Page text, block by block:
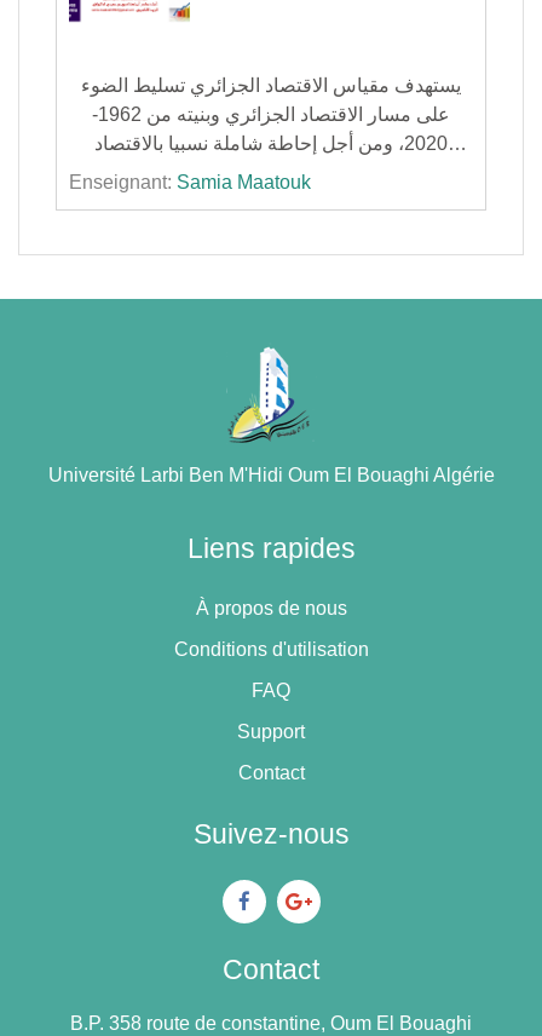
يستهدف مقياس الاقتصاد الجزائري تسليط الضوء
على مسار الاقتصاد الجزائري وبنيته من 1962-
2020، ومن أجل إحاطة شاملة نسبيا بالاقتصاد
الجزائري وإعطاء صورة عن الرهانات والتحديات
الاقتصادي الحاضر كذا السياسات التي يرتكز عليا في
Enseignant: Samia Maatouk
Université Larbi Ben M'Hidi Oum El Bouaghi Algérie
Liens rapides
À propos de nous
Conditions d'utilisation
FAQ
Support
Contact
Suivez-nous
Contact
B.P. 358 route de constantine, Oum El Bouaghi